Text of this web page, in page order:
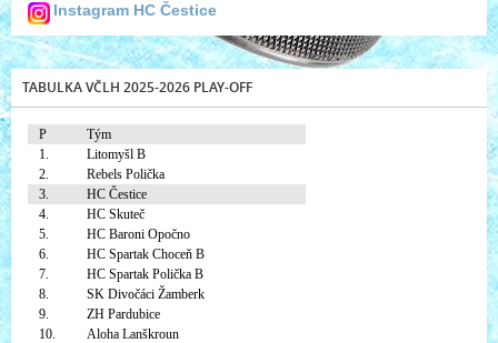
Instagram HC Čestice
TABULKA VČLH 2025-2026 PLAY-OFF
P
Tým
1.
Litomyšl B
2.
Rebels Polička
3.
HC Čestice
4.
HC Skuteč
5.
HC Baroni Opočno
6.
HC Spartak Choceň B
7.
HC Spartak Polička B
8.
SK Divočáci Žamberk
9.
ZH Pardubice
10.
Aloha Lanškroun